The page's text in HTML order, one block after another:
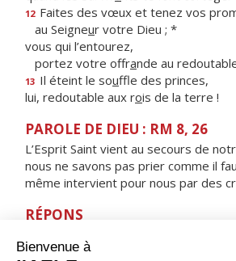
12 Faites des vœux et tenez vos
au Seigneur votre Dieu ; *
vous qui l’entourez,
portez votre offrande au
13 Il éteint le souffle des princes,
lui, redoutable aux rois de la terre !
PAROLE DE DIEU : RM 8, 26
L’Esprit Saint vient au secours de
nous ne savons pas prier comme il
même intervient pour nous par des
RÉPONS
éclaire-moi selon ta parole.